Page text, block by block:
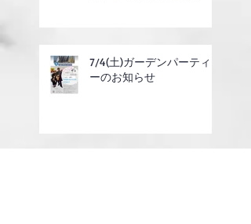
7/4(土)ガーデンパーティ
ーのお知らせ